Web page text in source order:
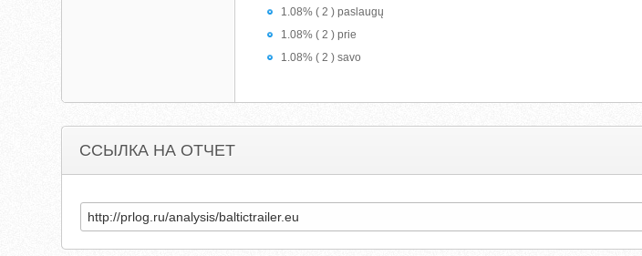
1.08% ( 2 ) paslaugų
1.08% ( 2 ) prie
1.08% ( 2 ) savo
ССЫЛКА НА ОТЧЕТ